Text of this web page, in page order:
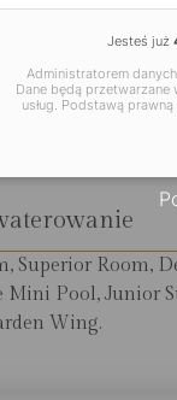
w Katanii i
Superior Room,
Pool, Junior
Wing.
Jesteś już
Administratorem
Dane będą
usług. Podstawą